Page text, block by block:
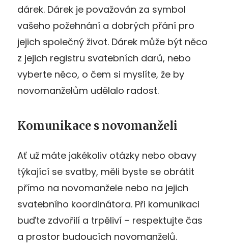
dárek. Dárek je považován za symbol
vašeho požehnání a dobrých přání pro
jejich společný život. Dárek může být něco
z jejich registru svatebních darů, nebo
vyberte něco, o čem si myslíte, že by
novomanželům udělalo radost.
Komunikace s novomanželi
Ať už máte jakékoliv otázky nebo obavy
týkající se svatby, měli byste se obrátit
přímo na novomanžele nebo na jejich
svatebního koordinátora. Při komunikaci
buďte zdvořilí a trpěliví – respektujte čas
a prostor budoucích novomanželů.